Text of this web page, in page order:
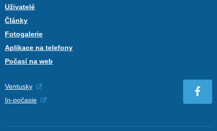
Uživatelé
Články
Fotogalerie
Aplikace na telefony
Počasí na web
Ventusky
In-počasie